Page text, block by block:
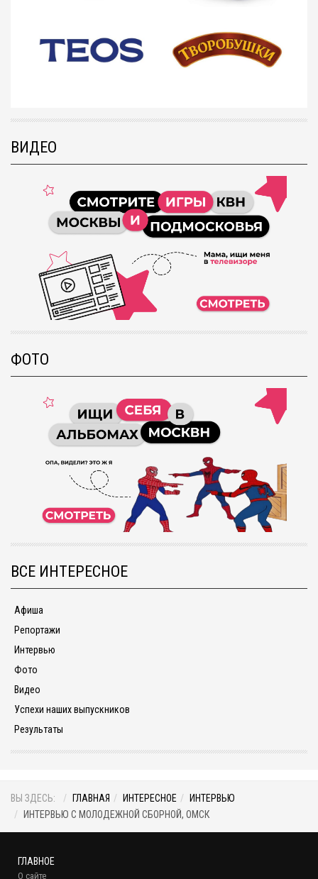
ВИДЕО
ФОТО
ВСЕ ИНТЕРЕСНОЕ
Афиша
Репортажи
Интервью
Фото
Видео
Успехи наших выпускников
Результаты
ВЫ ЗДЕСЬ: ГЛАВНАЯ ИНТЕРЕСНОЕ
ИНТЕРВЬЮ
ИНТЕРВЬЮ С МОЛОДЕЖНОЙ СБОРНОЙ, ОМСК
ГЛАВНОЕ
О сайте